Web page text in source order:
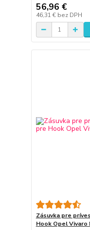
56,96 €
46,31 € bez DPH
Zásuvka pre
Hook Opel Vivaro